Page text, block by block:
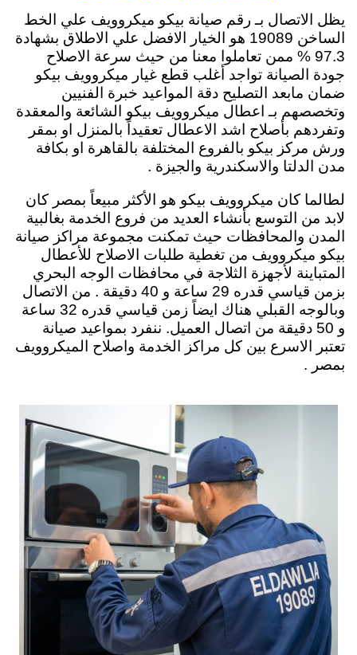
يظل الاتصال بـ رقم صيانة بيكو ميكروويف علي الخط
الساخن 19089 هو الخيار الافضل علي الاطلاق بشهادة
97.3 % ممن تعاملوا معنا من حيث سرعة الاصلاح
جودة الصيانة تواجد أغلب قطع غيار ميكروويف بيكو
ضمان مابعد التصليح دقة المواعيد خبرة الفنيين
وتخصصهم بـ اعطال ميكروويف بيكو الشائعة والمعقدة
وتفردهم بأصلاح اشد الاعطال تعقيداً بالمنزل او بمقر
ورش مركز بيكو بالفروع المختلفة بالقاهرة او بكافة
مدن الدلتا والاسكندرية والجيزة .
لطالما كان ميكروويف بيكو هو الأكثر مبيعاً بمصر كان
لابد من التوسع بأنشاء العديد من فروع الخدمة بغالبية
المدن والمحافظات حيث تمكنت مجموعة مراكز صيانة
بيكو ميكروويف من تغطية طلبات الاصلاح للأعطال
المتباينة لأجهزة الثلاجة في محافظات الوجه البحري
بزمن قياسي قدره 29 ساعة و 40 دقيقة . من الاتصال
وبالوجه القبلي هناك ايضاً زمن قياسي قدره 32 ساعة
و 50 دقيقة من اتصال العميل. ننفرد بمواعيد صيانة
تعتبر الاسرع بين كل مراكز الخدمة واصلاح الميكروويف
بمصر .